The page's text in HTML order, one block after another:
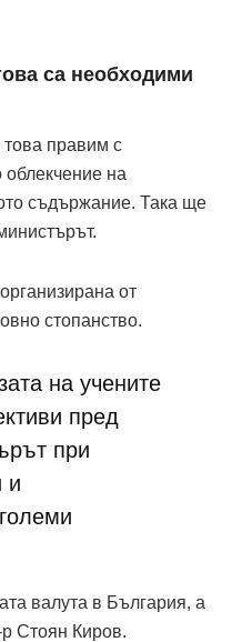
са необходими
това правим с
на
съдържание. Така ще
от
стопанство.
на учените
пред
при
и
валута в България, а
Стоян Киров.